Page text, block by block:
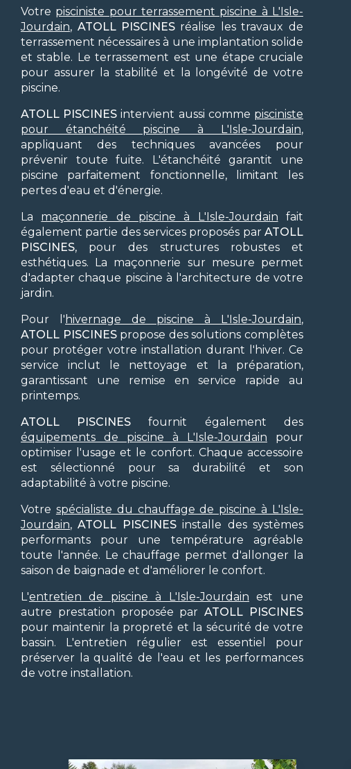
Votre pisciniste pour terrassement piscine à L'Isle-
Jourdain, ATOLL PISCINES réalise les travaux de
terrassement nécessaires à une implantation solide
et stable. Le terrassement est une étape cruciale
pour assurer la stabilité et la longévité de votre
piscine.
ATOLL PISCINES intervient aussi comme pisciniste
pour étanchéité piscine à L'Isle-Jourdain,
appliquant des techniques avancées pour
prévenir toute fuite. L'étanchéité garantit une
piscine parfaitement fonctionnelle, limitant les
pertes d'eau et d'énergie.
La maçonnerie de piscine à L'Isle-Jourdain fait
également partie des services proposés par ATOLL
PISCINES, pour des structures robustes et
esthétiques. La maçonnerie sur mesure permet
d'adapter chaque piscine à l'architecture de votre
jardin.
Pour l' hivernage de piscine à L'Isle-Jourdain,
ATOLL PISCINESpropose des solutions complètes
pour protéger votre installation durant l'hiver. Ce
service inclut le nettoyage et la préparation,
garantissant une remise en service rapide au
printemps.
ATOLL PISCINES fournit également des
équipements de piscine à L'Isle-Jourdain pour
optimiser l'usage et le confort. Chaque accessoire
est sélectionné pour sa durabilité et son
adaptabilité à votre piscine.
Votre spécialiste du chauffage de piscine à L'Isle-
Jourdain,ATOLL PISCINESinstalle des systèmes
performants pour une température agréable
toute l'année. Le chauffage permet d'allonger la
saison de baignade et d'améliorer le confort.
L'entretien de piscine à L'Isle-Jourdain est une
autre prestation proposée parATOLL PISCINES
pour maintenir la propreté et la sécurité de votre
bassin. L'entretien régulier est essentiel pour
préserver la qualité de l'eau et les performances
de votre installation.